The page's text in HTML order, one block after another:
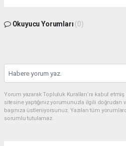
Okuyucu Yorumları (0)
Yorum yazarak Topluluk Kuralları’nı kabul
sitesine yaptığınız yorumunuzla ilgili doğrudan
başınıza üstleniyorsunuz. Yazılan tüm
sorumlu tutulamaz.